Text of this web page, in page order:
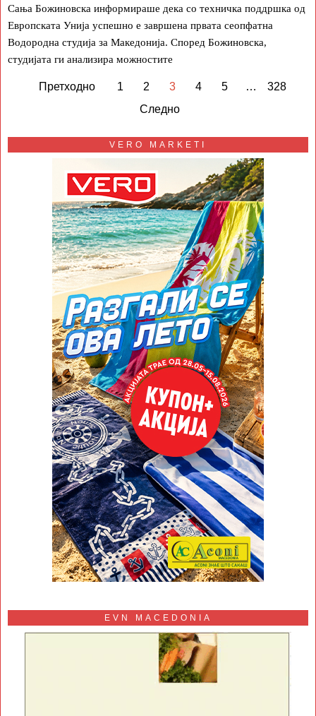
Сања Божиновска информираше дека со техничка поддршка од
Европската Унија успешно е завршена првата сеопфатна
Водородна студија за Македонија. Според Божиновска,
студијата ги анализира можностите
Претходно 1 2 3 4 5 …
328
Следно
VERO MARKETI
EVN MACEDONIA